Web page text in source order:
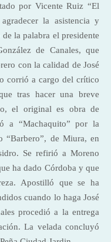
por Vicente Ruiz “El
la asistencia y
la palabra el presidente
de Canales, que
con la calidad de José
corrió a cargo del crítico
tras hacer una breve
el original es obra de
a “Machaquito” por la
“Barbero”, de Miura, en
Se refirió a Moreno
ha dado Córdoba y que
Apostilló que se ha
cuando lo haga José
procedió a la entrega
La velada concluyó